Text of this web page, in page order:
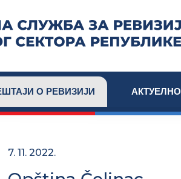
О РЕВИЗИЈИ АКТУЕЛНО
7. 11. 2022.